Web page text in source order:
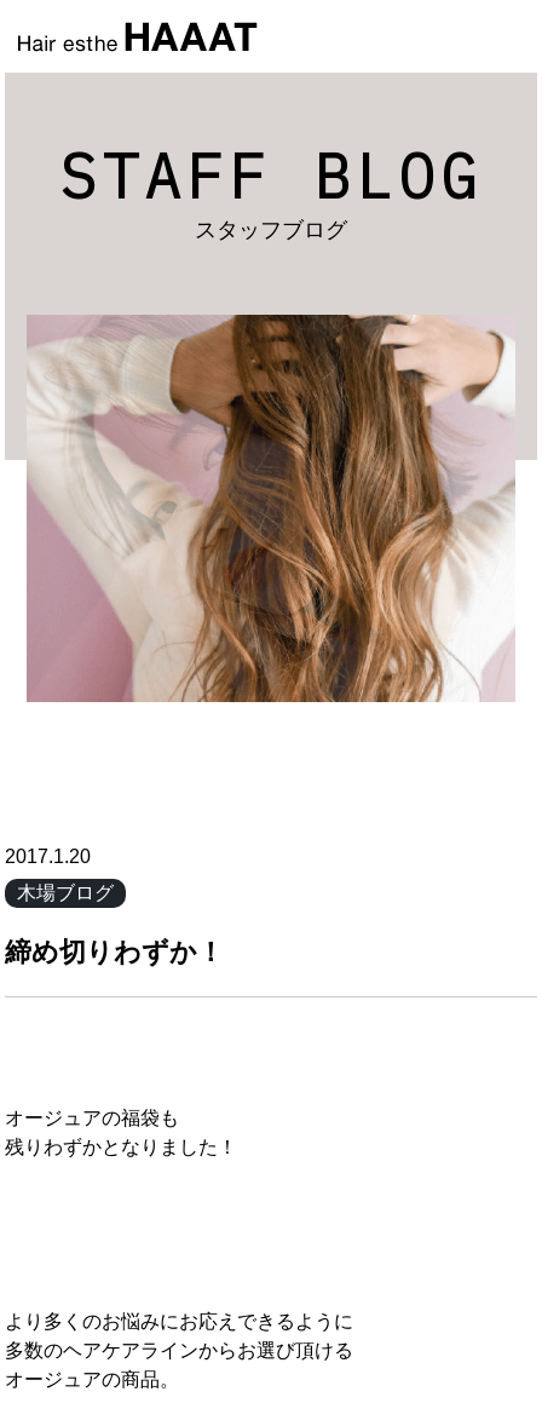
STAFF BLOG
スタッフブログ
2017.1.20
木場ブログ
締め切りわずか！
オージュアの福袋も
残りわずかとなりました！
より多くのお悩みにお応えできるように
多数のヘアケアラインからお選び頂ける
オージュアの商品。